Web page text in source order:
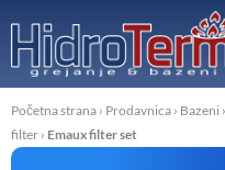
sadržaj
Početna strana › Prodavnica › Bazeni ›
filter › Emaux filter set